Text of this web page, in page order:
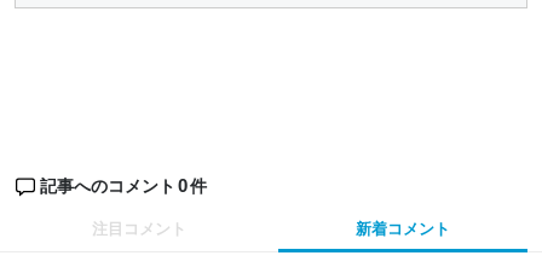
記事へのコメント 0件
注目コメント 新着コメント